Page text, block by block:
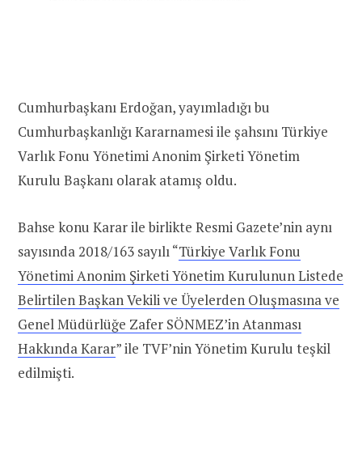
Cumhurbaşkanı Erdoğan, yayımladığı bu
Cumhurbaşkanlığı Kararnamesi ile şahsını Türkiye
Varlık Fonu Yönetimi Anonim Şirketi Yönetim
Kurulu Başkanı olarak atamış oldu.
Bahse konu Karar ile birlikte Resmi Gazete’nin aynı
sayısında 2018/163 sayılı “Türkiye Varlık Fonu
Yönetimi Anonim Şirketi Yönetim Kurulunun Listede
Belirtilen Başkan Vekili ve Üyelerden Oluşmasına ve
Genel Müdürlüğe Zafer SÖNMEZ’in Atanması
Hakkında Karar” ile TVF’nin Yönetim Kurulu teşkil
edilmişti.